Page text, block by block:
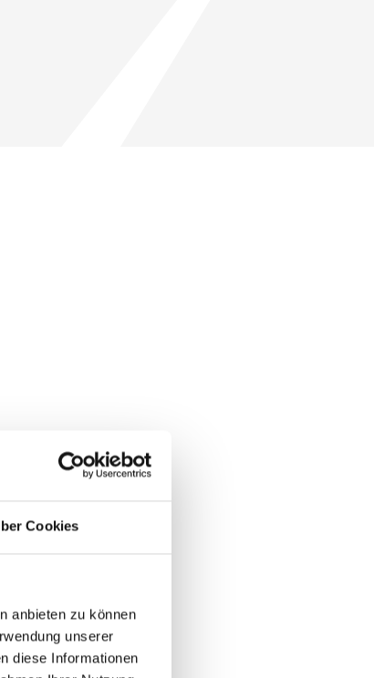
Cookies
anbieten zu können
unserer
diese Informationen